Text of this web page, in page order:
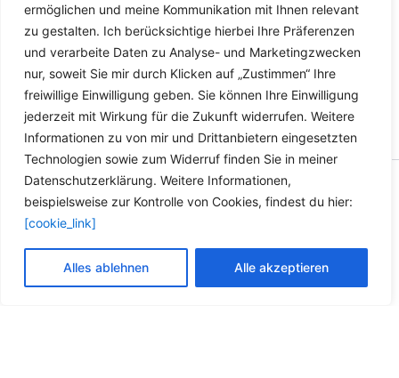
ermöglichen und meine Kommunikation mit Ihnen relevant
zu gestalten. Ich berücksichtige hierbei Ihre Präferenzen
und verarbeite Daten zu Analyse- und Marketingzwecken
nur, soweit Sie mir durch Klicken auf „Zustimmen“ Ihre
freiwillige Einwilligung geben. Sie können Ihre Einwilligung
jederzeit mit Wirkung für die Zukunft widerrufen. Weitere
Informationen zu von mir und Drittanbietern eingesetzten
Technologien sowie zum Widerruf finden Sie in meiner
Datenschutzerklärung. Weitere Informationen,
beispielsweise zur Kontrolle von Cookies, findest du hier:
[cookie_link]
Alles ablehnen Alle akzeptieren
weist
mehrere
Varianten
auf.
Die
Optionen
können
auf
der
Produktseite
werden
Copyright © 2026 Versandhandel für Fahrzeugteile, Ersatzteile
für: SMART BMW VW - Zubehör für Werkstätten.
Vertrag widerrufen